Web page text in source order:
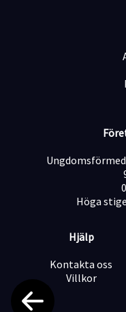
· Behärskar svenska
· Är fri från
· Har stort
· Drivs av att arbeta
ansökan så snart
Under
belastningsregistret
rekryteringsteamet
Vi ser fram emot din
Höga
Hjälp
Kontakta oss
Villkor